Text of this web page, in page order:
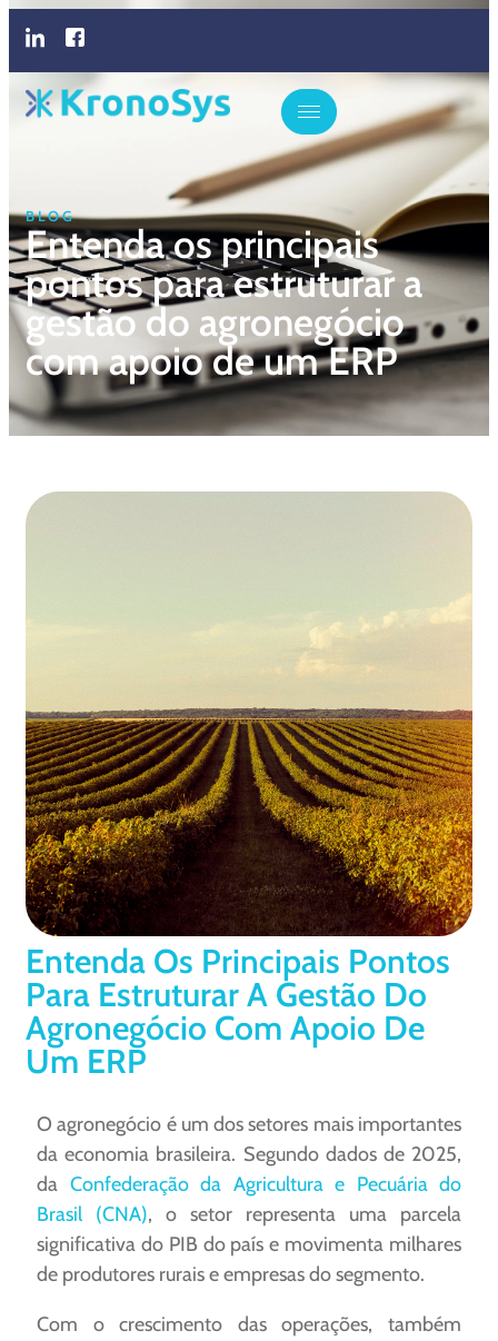
BLOG
Entenda os principais
pontos para estruturar a
gestão do agronegócio
com apoio de um ERP
Entenda Os Principais Pontos
Para Estruturar A Gestão Do
Agronegócio Com Apoio De
Um ERP
O agronegócio é um dos setores mais importantes
da economia brasileira. Segundo dados de 2025,
da Confederação da Agricultura e Pecuária do
Brasil (CNA), o setor representa uma parcela
significativa do PIB do país e movimenta milhares
de produtores rurais e empresas do segmento.
Com o crescimento das operações, também